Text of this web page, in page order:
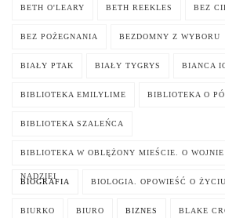
BETH O'LEARY BETH REEKLES BEZ
BEZ POŻEGNANIA BEZDOMNY Z WYBORU
BIAŁY PTAK BIAŁY TYGRYS BIANCA
BIBLIOTEKA EMILYLIME BIBLIOTEKA O
BIBLIOTEKA SZALEŃCA
BIBLIOTEKA W OBLĘŻONY MIEŚCIE. O
NADZIEI
BIOGRAFIA BIOLOGIA. OPOWIEŚĆ O ŻYCIU
BIURKO BIURO BIZNES BLAKE